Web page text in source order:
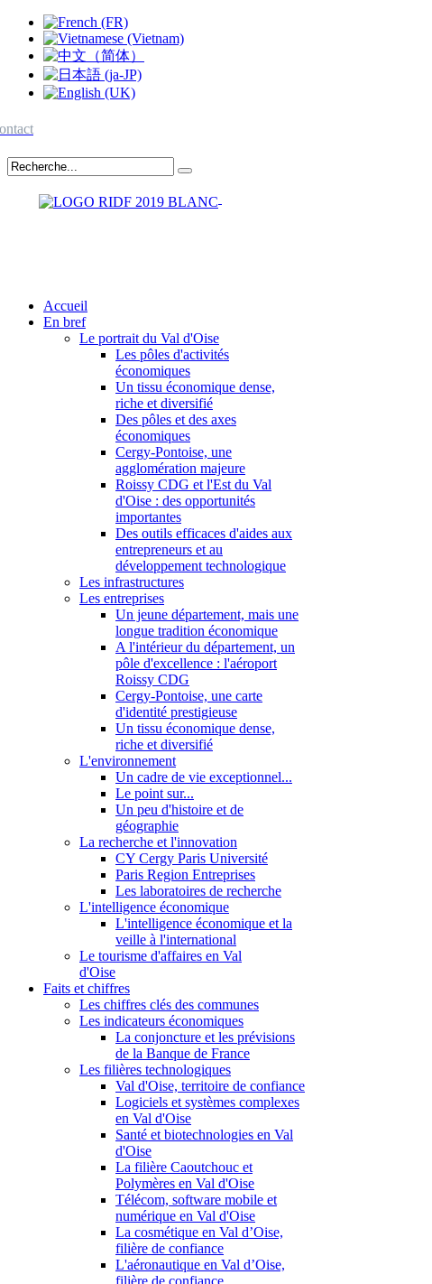
Accueil
En bref
Le portrait du Val d'Oise
Les pôles d'activités
économiques
Un tissu économique dense,
riche et diversifié
Des pôles et des axes
économiques
Cergy-Pontoise, une
agglomération majeure
Roissy CDG et l'Est du Val
d'Oise : des opportunités
importantes
Des outils efficaces d'aides aux
entrepreneurs et au
développement technologique
Les infrastructures
Les entreprises
Un jeune département, mais une
longue tradition économique
A l'intérieur du département, un
pôle d'excellence : l'aéroport
Roissy CDG
Cergy-Pontoise, une carte
d'identité prestigieuse
Un tissu économique dense,
riche et diversifié
L'environnement
Un cadre de vie exceptionnel...
Le point sur...
Un peu d'histoire et de
géographie
La recherche et l'innovation
CY Cergy Paris Université
Paris Region Entreprises
Les laboratoires de recherche
L'intelligence économique
L'intelligence économique et la
veille à l'international
Le tourisme d'affaires en Val
d'Oise
Faits et chiffres
Les chiffres clés des communes
Les indicateurs économiques
La conjoncture et les prévisions
de la Banque de France
Les filières technologiques
Val d'Oise, territoire de confiance
Logiciels et systèmes complexes
en Val d'Oise
Santé et biotechnologies en Val
d'Oise
La filière Caoutchouc et
Polymères en Val d'Oise
Télécom, software mobile et
numérique en Val d'Oise
La cosmétique en Val d’Oise,
filière de confiance
L'aéronautique en Val d’Oise,
filière de confiance